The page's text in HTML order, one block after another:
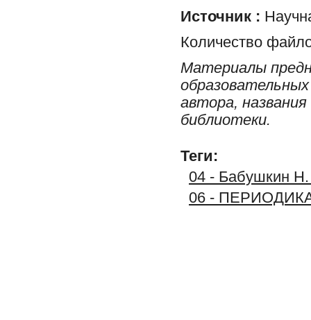
Источник :
Количество
Материалы
автора,
библиотеки.
Теги:
04 - Бабушкин Н.
06 -